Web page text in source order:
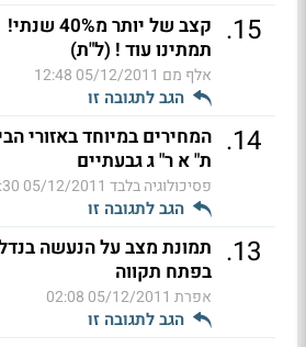
15
.
קצב של יותר מ40% שנתי!
תמתינו עוד ! (ל"ת)
אלף מם 05/12/2011 12:48
הגב לתגובה זו
14
. המחירים במיוחד באזורי
ת" א ר" ג גבעתיים
פסיכולוגיה בלבד 05/12/2011 09:30
הגב לתגובה זו
13
. תמונת מצב על הנעשה
בפתח תקווה
אפרת 05/12/2011 02:08
הגב לתגובה זו